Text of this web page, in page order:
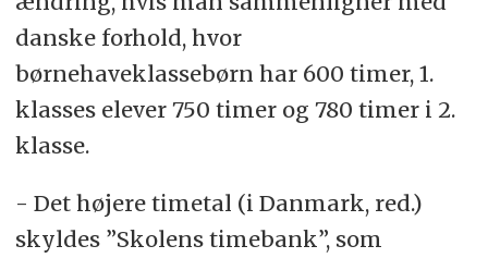
danske forhold, hvor
børnehaveklassebørn har 600 timer, 1.
klasses elever 750 timer og 780 timer i 2.
klasse.
- Det højere timetal (i Danmark, red.)
skyldes ”Skolens timebank”, som